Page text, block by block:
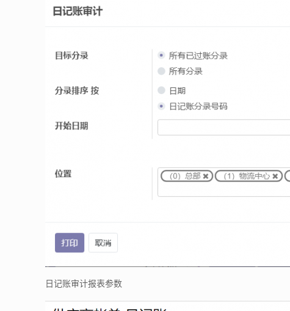
日记账审计报表参数